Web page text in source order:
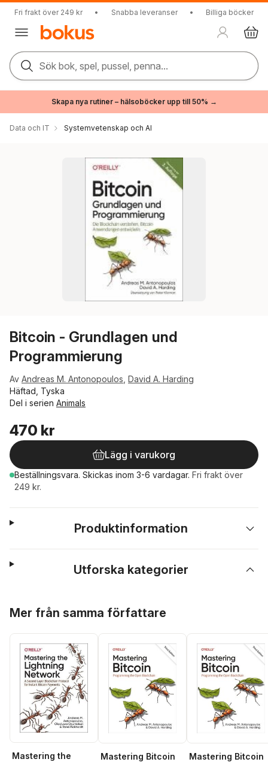
Fri frakt över 249 kr • Snabba leveranser • Billiga böcker
Sök bok, spel, pussel, penna...
Skapa nya rutiner – hälsoböcker upp till 50% →
Data och IT Systemvetenskap och AI
Bitcoin - Grundlagen und
Programmierung
Av Andreas M. Antonopoulos David A. Harding
Häftad, Tyska
Del i serien Animals
470 kr
Lägg i varukorg
Beställningsvara. Skickas inom 3-6 vardagar. Fri frakt över
249 kr.
Produktinformation
Utforska kategorier
Mer från samma författare
Mastering the
Mastering Bitcoin Mastering Bitcoin